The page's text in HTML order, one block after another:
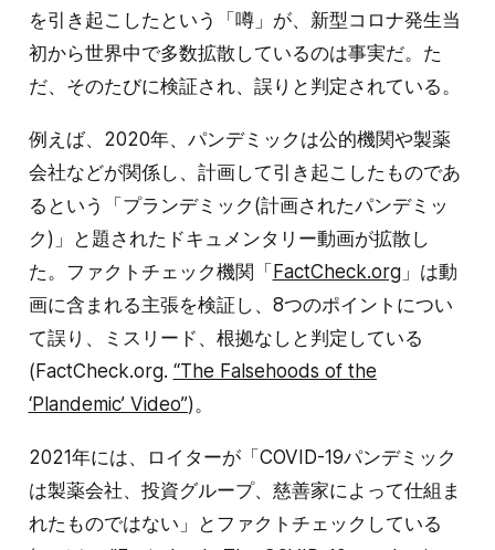
を引き起こしたという「噂」が、新型コロナ発生当
初から世界中で多数拡散しているのは事実だ。た
だ、そのたびに検証され、誤りと判定されている。
例えば、2020年、パンデミックは公的機関や製薬
会社などが関係し、計画して引き起こしたものであ
るという「プランデミック(計画されたパンデミッ
ク)」と題されたドキュメンタリー動画が拡散し
た。ファクトチェック機関「 FactCheck.org」は動
画に含まれる主張を検証し、8つのポイントについ
て誤り、ミスリード、根拠なしと判定している
(FactCheck.org. “The Falsehoods of the
‘Plandemic’ Video”)。
2021年には、ロイターが「COVID-19パンデミック
は製薬会社、投資グループ、慈善家によって仕組ま
れたものではない」とファクトチェックしている